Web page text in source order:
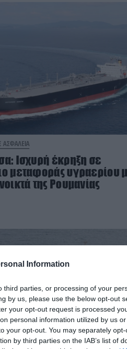
Information
parties, or processing of your
by us, please use the below opt-out
your opt-out request is processed
personal information utilized by us
your opt-out. You may separately
by third parties on the IAB’s list of
ΑΣΦΑΛΕΙΑ
Iσχυρή έκρηξη σε
μεταφοράς υγραερίου
της Ρουμανίας